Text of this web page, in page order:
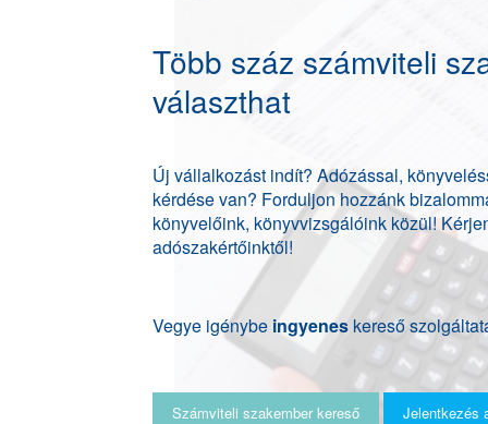
Több száz számviteli
választhat
Új vállalkozást indít? Adózással,
kérdése van? Forduljon hozzánk
könyvelőink, könyvvizsgálóink közül!
adószakértőinktől!
Vegye igénybe ingyenes kereső
Számviteli szakember kereső Jelentkezés